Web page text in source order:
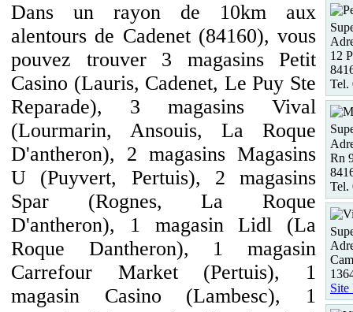
Dans un rayon de 10km aux
alentours de Cadenet (84160), vous
pouvez trouver 3 magasins Petit
Casino (Lauris, Cadenet, Le Puy Ste
Reparade), 3 magasins Vival
(Lourmarin, Ansouis, La Roque
D'antheron), 2 magasins Magasins
U (Puyvert, Pertuis), 2 magasins
Spar (Rognes, La Roque
D'antheron), 1 magasin Lidl (La
Roque Dantheron), 1 magasin
Carrefour Market (Pertuis), 1
magasin Casino (Lambesc), 1
12
Tel.
Rn
Tel.
Site